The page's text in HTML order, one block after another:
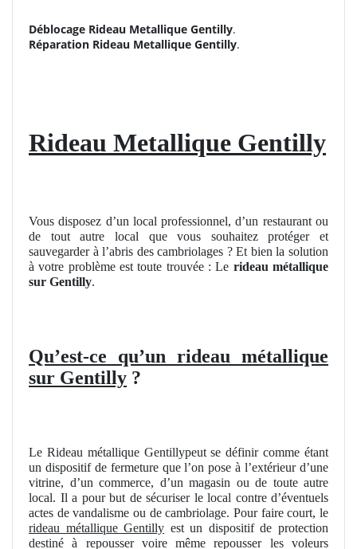
Déblocage Rideau Metallique Gentilly.
Réparation Rideau Metallique Gentilly.
Rideau Metallique Gentilly
Vous disposez d’un local professionnel, d’un restaurant ou
de tout autre local que vous souhaitez protéger et
sauvegarder à l’abris des cambriolages ? Et bien la solution
à votre problème est toute trouvée : Le rideau métallique
sur Gentilly.
Qu’est-ce qu’un rideau métallique
sur Gentilly ?
Le Rideau métallique Gentillypeut se définir comme étant
un dispositif de fermeture que l’on pose à l’extérieur d’une
vitrine, d’un commerce, d’un magasin ou de toute autre
local. Il a pour but de sécuriser le local contre d’éventuels
actes de vandalisme ou de cambriolage. Pour faire court, le
rideau métallique Gentilly est un dispositif de protection
destiné à repousser voire même repousser les voleurs